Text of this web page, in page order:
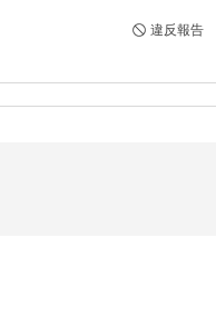
違反報告